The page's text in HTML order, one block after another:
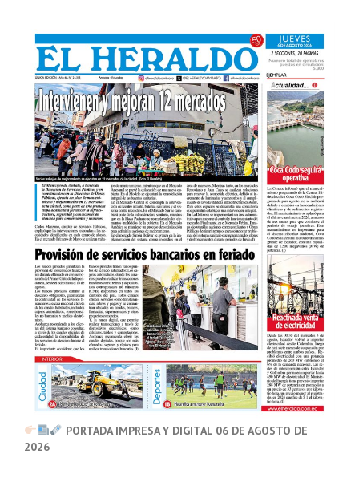
PORTADA IMPRESA Y DIGITAL 06 DE AGOSTO DE
2026